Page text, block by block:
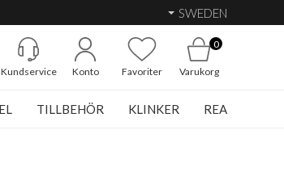
SWEDEN
Kundservice Konto Favoriter
0
Varukorg
TILLBEHÖR KLINKER REA